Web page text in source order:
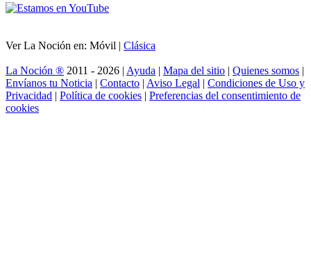
Ver La Noción en: Móvil | Clásica
La Noción ® 2011 - 2026 | Ayuda | Mapa del sitio | Quienes somos |
Envíanos tu Noticia | Contacto | Aviso Legal | Condiciones de Uso y
Privacidad | Política de cookies | Preferencias del consentimiento de
cookies